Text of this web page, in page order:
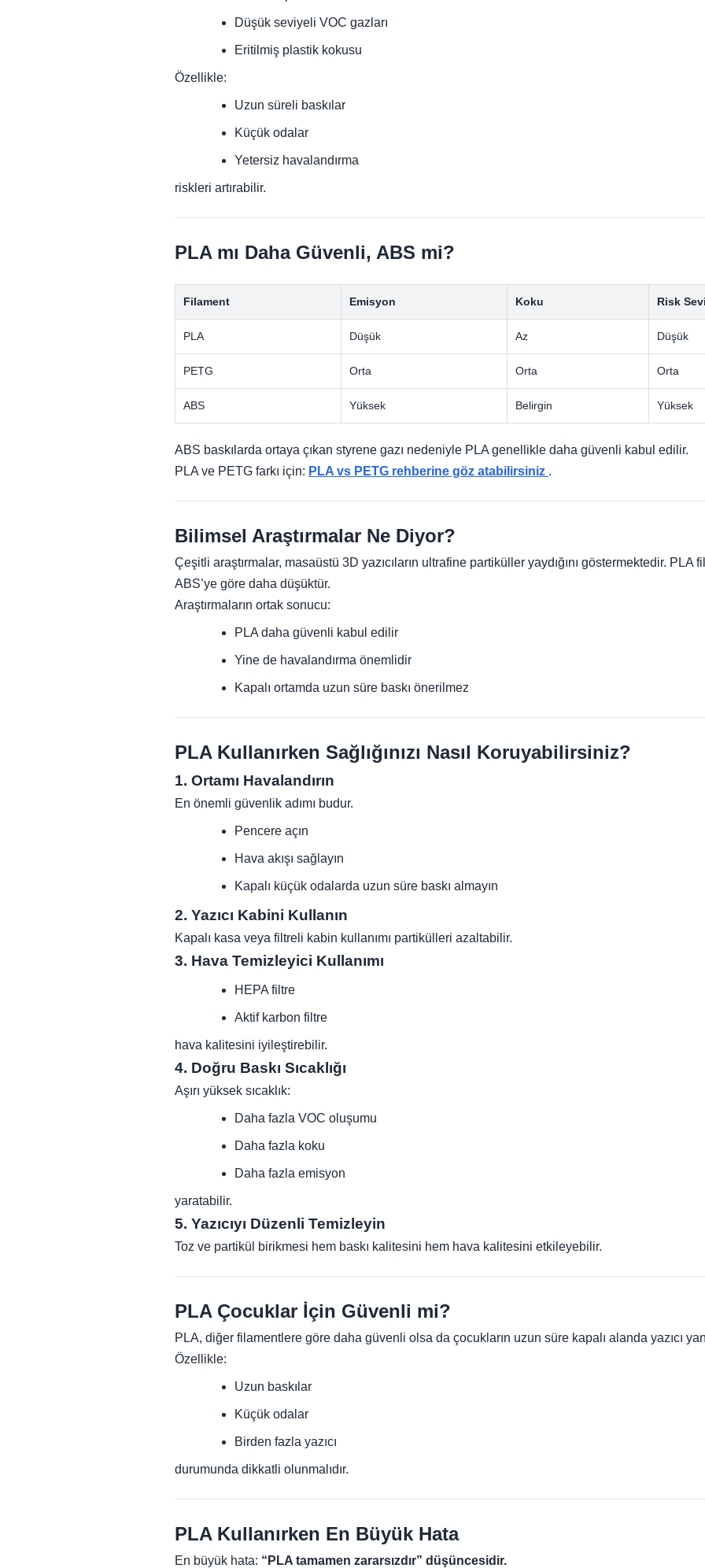
Düşük seviyeli VOC gazları
Eritilmiş plastik kokusu
Özellikle:
Uzun süreli baskılar
Küçük odalar
Yetersiz havalandırma
riskleri artırabilir.
PLA mı Daha Güvenli, ABS mi?
Filament Emisyon Koku Risk
PLA Düşük Az Düşük
PETG Orta Orta Orta
ABS Yüksek Belirgin Yüksek
ABS baskılarda ortaya çıkan styrene gazı nedeniyle PLA genellikle daha güvenli kabul edilir.
PLA ve PETG farkı için: PLA vs PETG rehberine göz atabilirsiniz .
Bilimsel Araştırmalar Ne Diyor?
Çeşitli araştırmalar, masaüstü 3D yazıcıların ultrafine partiküller yaydığını göstermektedir.
ABS’ye göre daha düşüktür.
Araştırmaların ortak sonucu:
PLA daha güvenli kabul edilir
Yine de havalandırma önemlidir
Kapalı ortamda uzun süre baskı önerilmez
PLA Kullanırken Sağlığınızı Nasıl Koruyabilirsiniz?
1. Ortamı Havalandırın
En önemli güvenlik adımı budur.
Pencere açın
Hava akışı sağlayın
Kapalı küçük odalarda uzun süre baskı almayın
2. Yazıcı Kabini Kullanın
Kapalı kasa veya filtreli kabin kullanımı partikülleri azaltabilir.
3. Hava Temizleyici Kullanımı
HEPA filtre
Aktif karbon filtre
hava kalitesini iyileştirebilir.
4. Doğru Baskı Sıcaklığı
Aşırı yüksek sıcaklık:
Daha fazla VOC oluşumu
Daha fazla koku
Daha fazla emisyon
yaratabilir.
5. Yazıcıyı Düzenli Temizleyin
Toz ve partikül birikmesi hem baskı kalitesini hem hava kalitesini etkileyebilir.
PLA Çocuklar İçin Güvenli mi?
PLA, diğer filamentlere göre daha güvenli olsa da çocukların uzun süre kapalı alanda yazıcı
Özellikle:
Uzun baskılar
Küçük odalar
Birden fazla yazıcı
durumunda dikkatli olunmalıdır.
PLA Kullanırken En Büyük Hata
En büyük hata: “PLA tamamen zararsızdır” düşüncesidir.